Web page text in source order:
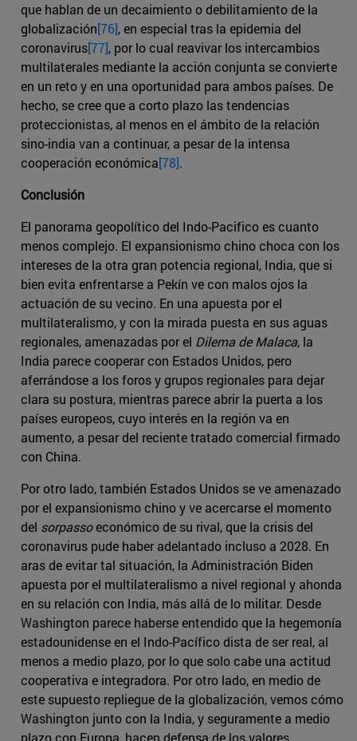
que hablan de un decaimiento o debilitamiento de la
globalización[76], en especial tras la epidemia del
coronavirus[77], por lo cual reavivar los intercambios
multilaterales mediante la acción conjunta se convierte
en un reto y en una oportunidad para ambos países. De
hecho, se cree que a corto plazo las tendencias
proteccionistas, al menos en el ámbito de la relación
sino-india van a continuar, a pesar de la intensa
cooperación económica[78].
Conclusión
El panorama geopolítico del Indo-Pacifico es cuanto
menos complejo. El expansionismo chino choca con los
intereses de la otra gran potencia regional, India, que si
bien evita enfrentarse a Pekín ve con malos ojos la
actuación de su vecino. En una apuesta por el
multilateralismo, y con la mirada puesta en sus aguas
regionales, amenazadas por el Dilema de Malaca, la
India parece cooperar con Estados Unidos, pero
aferrándose a los foros y grupos regionales para dejar
clara su postura, mientras parece abrir la puerta a los
países europeos, cuyo interés en la región va en
aumento, a pesar del reciente tratado comercial firmado
con China.
Por otro lado, también Estados Unidos se ve amenazado
por el expansionismo chino y ve acercarse el momento
del sorpassoeconómico de su rival, que la crisis del
coronavirus pude haber adelantado incluso a 2028. En
aras de evitar tal situación, la Administración Biden
apuesta por el multilateralismo a nivel regional y ahonda
en su relación con India, más allá de lo militar. Desde
Washington parece haberse entendido que la hegemonía
estadounidense en el Indo-Pacífico dista de ser real, al
menos a medio plazo, por lo que solo cabe una actitud
cooperativa e integradora. Por otro lado, en medio de
este supuesto repliegue de la globalización, vemos cómo
Washington junto con la India, y seguramente a medio